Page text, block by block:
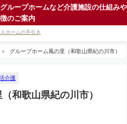
ループホームなど介護施設の仕組みや
のご案内
グループホーム風の里（和歌山県紀の川市）
介護
和歌山県紀の川市）